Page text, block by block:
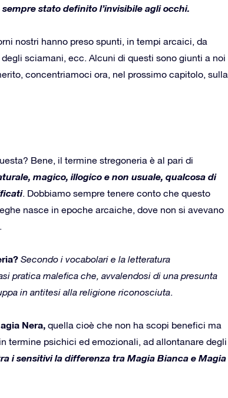
stato definito l’invisibile agli occhi.
nostri hanno preso spunti, in tempi arcaici, da
sciamani, ecc. Alcuni di questi sono giunti a noi
concentriamoci ora, nel prossimo capitolo, sulla
Bene, il termine stregoneria è al pari di
magico, illogico e non usuale, qualcosa di
. Dobbiamo sempre tenere conto che questo
nasce in epoche arcaiche, dove non si avevano
Secondo i vocabolari e la letteratura
pratica malefica che, avvalendosi di una presunta
in antitesi alla religione riconosciuta.
Nera, quella cioè che non ha scopi benefici ma
termine psichici ed emozionali, ad allontanare degli
i sensitivi la differenza tra Magia Bianca e Magia